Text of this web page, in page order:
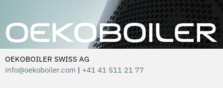
OEKOBOILER SWISS AG
info@oekoboiler.com | +41 41 511 21 77